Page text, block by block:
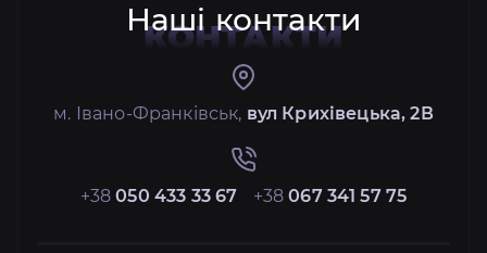
Наші контакти
КОНТАКТИ
м. Івано-Франківськ, вул Крихівецька, 2В
+38050 433 33 67 +38067 341 57 75